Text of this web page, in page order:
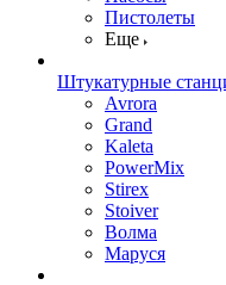
Пистолеты
Еще
Штукатурные
Avrora
Grand
Kaleta
PowerMix
Stirex
Stoiver
Волма
Маруся